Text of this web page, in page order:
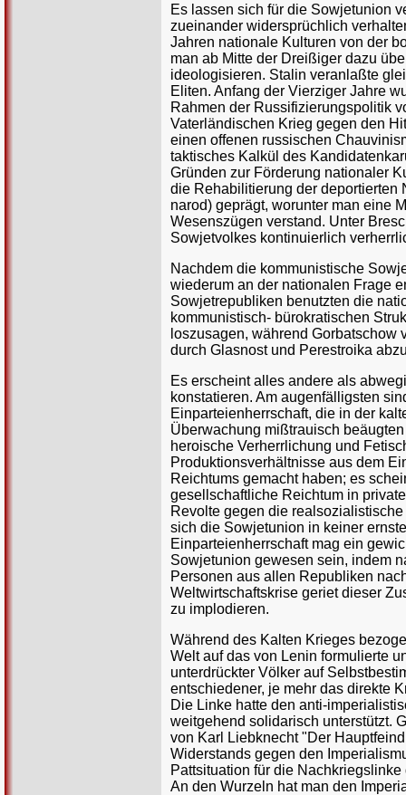
Es lassen sich für die Sowjetunion
zueinander widersprüchlich
Jahren nationale Kulturen von der
man ab Mitte der Dreißiger dazu
ideologisieren. Stalin veranlaßte
Eliten. Anfang der Vierziger Jahre
Rahmen der Russifizierungspolitik
Vaterländischen Krieg gegen den
einen offenen russischen
taktisches Kalkül des
Gründen zur Förderung nationaler
die Rehabilitierung der deportierten
narod) geprägt, worunter man eine
Wesenszügen verstand. Unter
Sowjetvolkes kontinuierlich
Nachdem die kommunistische
wiederum an der nationalen Frage
Sowjetrepubliken benutzten die
kommunistisch- bürokratischen
loszusagen, während
durch Glasnost und Perestroika
Es erscheint alles andere als
konstatieren. Am augenfälligsten
Einparteienherrschaft, die in der
Überwachung mißtrauisch
heroische Verherrlichung und
Produktionsverhältnisse aus dem
Reichtums gemacht haben; es
gesellschaftliche Reichtum in
Revolte gegen die
sich die Sowjetunion in keiner
Einparteienherrschaft mag ein
Sowjetunion gewesen sein, indem
Personen aus allen Republiken
Weltwirtschaftskrise geriet dieser
zu implodieren.
Während des Kalten Krieges
Welt auf das von Lenin formulierte
unterdrückter Völker auf
entschiedener, je mehr das direkte
Die Linke hatte den anti-
weitgehend solidarisch unterstützt.
von Karl Liebknecht "Der
Widerstands gegen den
Pattsituation für die
An den Wurzeln hat man den